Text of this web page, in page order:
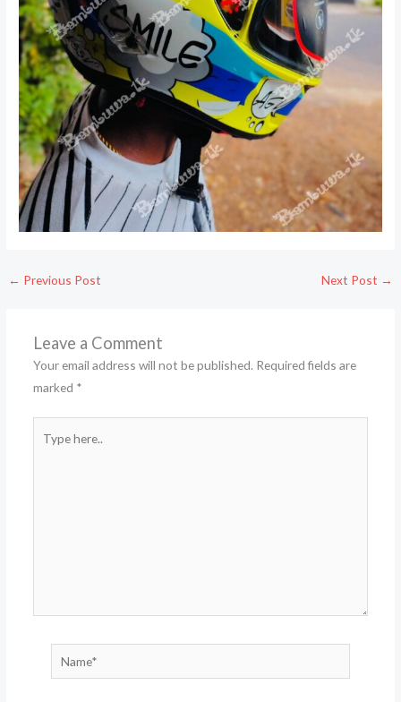
← Previous Post Next Post →
Leave a Comment
Your email address will not be published. Required fields are
marked *
here..
Name*